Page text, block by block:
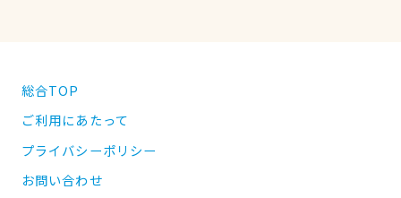
総合TOP
ご利用にあたって
プライバシーポリシー
お問い合わせ